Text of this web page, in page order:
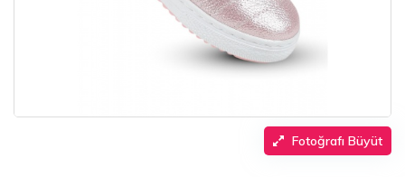
Fotoğrafı Büyüt